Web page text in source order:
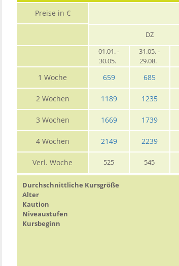
Preise in €
DZ
01.01. -
30.05.
31.05. -
29.08.
1 Woche 659 685
2 Wochen 1189 1235
3 Wochen 1669 1739
4 Wochen 2149 2239
Verl. Woche 525 545
Durchschnittliche Kursgröße
Alter
Kaution
Niveaustufen
Kursbeginn